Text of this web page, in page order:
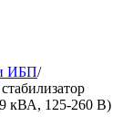
ИБП/
кВА, 125-260 В)